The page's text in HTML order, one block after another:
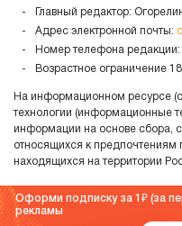
Главный редактор:
Адрес электронной почты:
Номер телефона редакции:
Возрастное ограничение
На информационном ресурсе
технологии (информационные
информации на основе сбора,
относящихся к предпочтениям
находящихся на территории
Оформи подписку за 1
(за
рекламы